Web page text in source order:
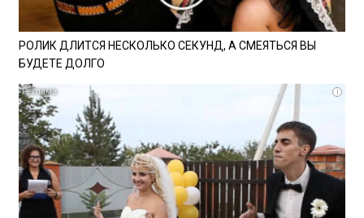
РОЛИК ДЛИТСЯ НЕСКОЛЬКО СЕКУНД, А СМЕЯТЬСЯ ВЫ
БУДЕТЕ ДОЛГО
i